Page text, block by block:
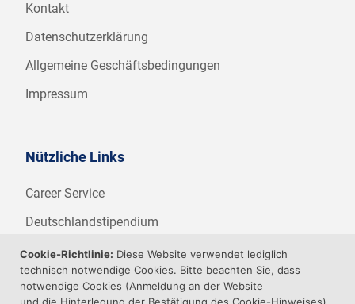
Kontakt
Datenschutzerklärung
Allgemeine Geschäftsbedingungen
Impressum
Nützliche Links
Career Service
Deutschlandstipendium
WHZ Firmenstipendium
Weitere Angebote der WHZ
Cookie-Richtlinie: Diese Website verwendet lediglich
technisch notwendige Cookies. Bitte beachten Sie, dass
notwendige Cookies (Anmeldung an der Website